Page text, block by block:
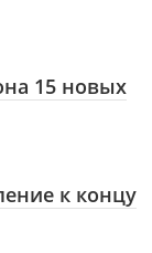
15 новых
к концу